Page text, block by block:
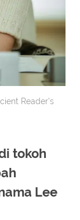
Reader's
tokoh
Lee